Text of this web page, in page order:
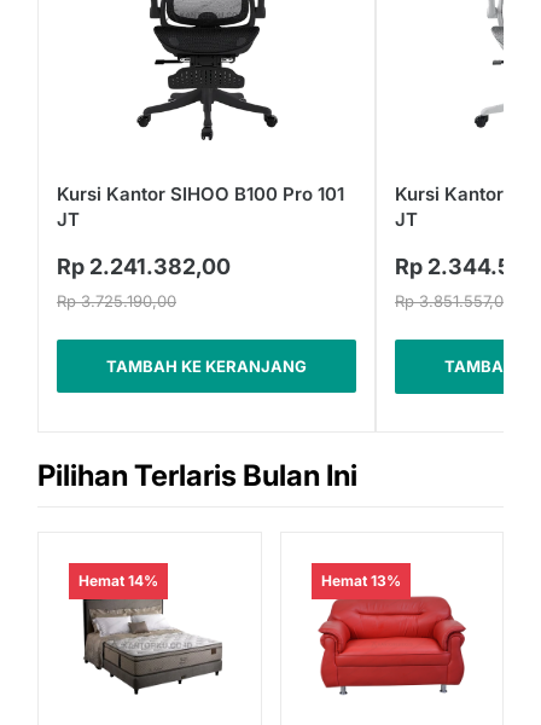
Kursi Kantor SIHOO B100 Pro 101
JT
Rp 2.241.382,00
Rp 3.725.190,00
TAMBAH KE KERANJANG
Kursi Kantor
JT
Rp
Rp 3.851.557,00
TAMBAH
Pilihan Terlaris Bulan Ini
Hemat 14% Hemat 13%